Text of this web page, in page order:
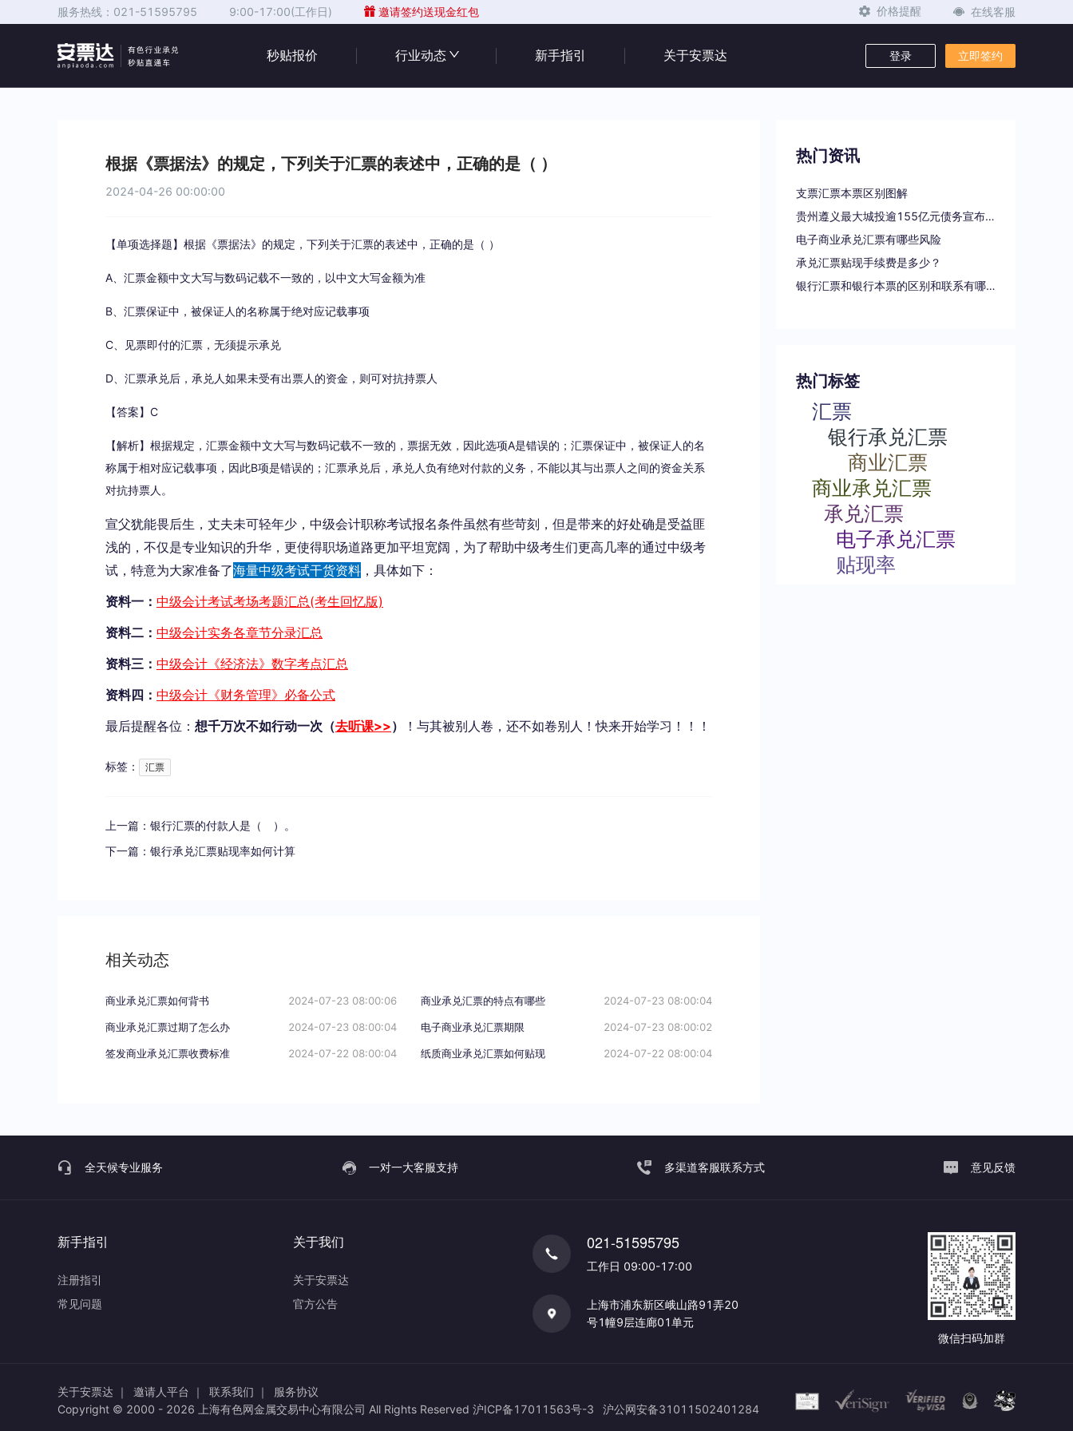
服务热线： 021-51595795 9:00-17:00(工作日) 邀请签约送现金红包 价格提醒 在线客服
秒贴报价 行业动态 新手指引 关于安票达 登录 立即签约
根据《票据法》的规定，下列关于汇票的表述中，正确的是（ ）
2024-04-26 00:00:00
【单项选择题】根据《票据法》的规定，下列关于汇票的表述中，正确的是（ ）
A、汇票金额中文大写与数码记载不一致的，以中文大写金额为准
B、汇票保证中，被保证人的名称属于绝对应记载事项
C、见票即付的汇票，无须提示承兑
D、汇票承兑后，承兑人如果未受有出票人的资金，则可对抗持票人
【答案】C
【解析】根据规定，汇票金额中文大写与数码记载不一致的，票据无效，因此选项A是错误的；汇票保证中，被保证人的名
称属于相对应记载事项，因此B项是错误的；汇票承兑后，承兑人负有绝对付款的义务，不能以其与出票人之间的资金关系
对抗持票人。
宣父犹能畏后生，丈夫未可轻年少，中级会计职称考试报名条件虽然有些苛刻，但是带来的好处确是受益匪
浅的，不仅是专业知识的升华，更使得职场道路更加平坦宽阔，为了帮助中级考生们更高几率的通过中级考
试，特意为大家准备了海量中级考试干货资料 ，具体如下：
资料一： 中级会计考试考场考题汇总(考生回忆版)
资料二： 中级会计实务各章节分录汇总
资料三： 中级会计《经济法》数字考点汇总
资料四： 中级会计《财务管理》必备公式
最后提醒各位： 想千万次不如行动一次（去听课>>） ！与其被别人卷，还不如卷别人！快来开始学习！！！
标签： 汇票
上一篇： 银行汇票的付款人是（ ）。
下一篇： 银行承兑汇票贴现率如何计算
热门资讯
支票汇票本票区别图解
贵州遵义最大城投逾155亿元债务宣布重组
电子商业承兑汇票有哪些风险
承兑汇票贴现手续费是多少？
银行汇票和银行本票的区别和联系有哪些（一文读懂支票、本票和汇票的区别）
热门标签
汇票
银行承兑汇票
商业汇票
商业承兑汇票
承兑汇票
电子承兑汇票
贴现率
相关动态
商业承兑汇票如何背书 2024-07-23 08:00:06 商业承兑汇票的特点有哪些 2024-07-23 08:00:04
商业承兑汇票过期了怎么办 2024-07-23 08:00:04 电子商业承兑汇票期限 2024-07-23 08:00:02
签发商业承兑汇票收费标准 2024-07-22 08:00:04 纸质商业承兑汇票如何贴现 2024-07-22 08:00:04
全天候专业服务 一对一大客服支持 多渠道客服联系方式 意见反馈
新手指引
注册指引
常见问题
关于我们
关于安票达
官方公告
021-51595795
工作日 09:00-17:00
上海市浦东新区峨山路91弄20
号1幢9层连廊01单元
微信扫码加群
关于安票达 ｜ 邀请人平台 ｜ 联系我们 ｜
服务协议
Copyright © 2000 - 2026 上海有色网金属交易中心有限公司 All Rights Reserved 沪ICP备17011563号-3 沪公网安备31011502401284